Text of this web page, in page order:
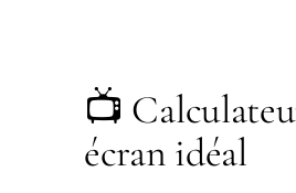
📺
écran idéal